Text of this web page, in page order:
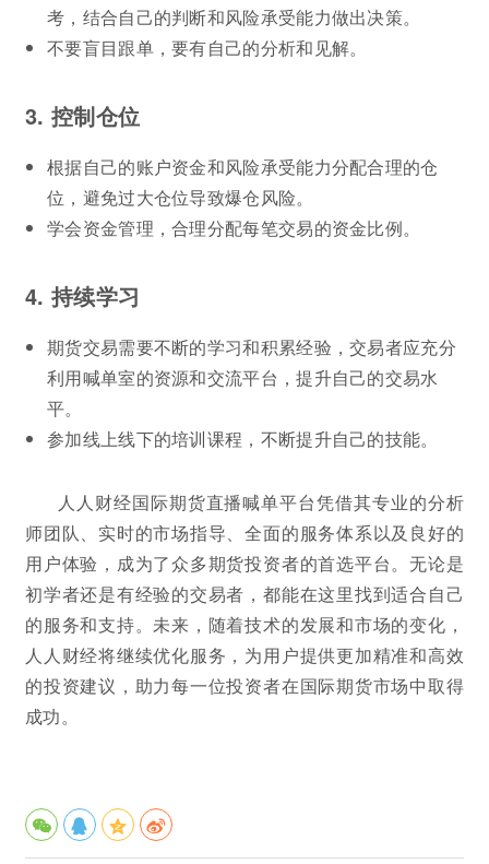
考，结合自己的判断和风险承受能力做出决策。
不要盲目跟单，要有自己的分析和见解。
3. 控制仓位
根据自己的账户资金和风险承受能力分配合理的仓
位，避免过大仓位导致爆仓风险。
学会资金管理，合理分配每笔交易的资金比例。
4. 持续学习
期货交易需要不断的学习和积累经验，交易者应充分
利用喊单室的资源和交流平台，提升自己的交易水
平。
参加线上线下的培训课程，不断提升自己的技能。
人人财经国际期货直播喊单平台凭借其专业的分析
师团队、实时的市场指导、全面的服务体系以及良好的
用户体验，成为了众多期货投资者的首选平台。无论是
初学者还是有经验的交易者，都能在这里找到适合自己
的服务和支持。未来，随着技术的发展和市场的变化，
人人财经将继续优化服务，为用户提供更加精准和高效
的投资建议，助力每一位投资者在国际期货市场中取得
成功。